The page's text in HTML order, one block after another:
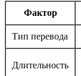
Фактор
Тип перевода
Длительность